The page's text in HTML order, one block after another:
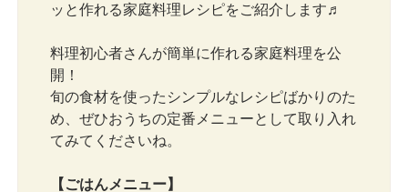
ッと作れる家庭料理レシピをご紹介します♬
料理初心者さんが簡単に作れる家庭料理を公
開！
旬の食材を使ったシンプルなレシピばかりのた
め、ぜひおうちの定番メニューとして取り入れ
てみてくださいね。
【ごはんメニュー】